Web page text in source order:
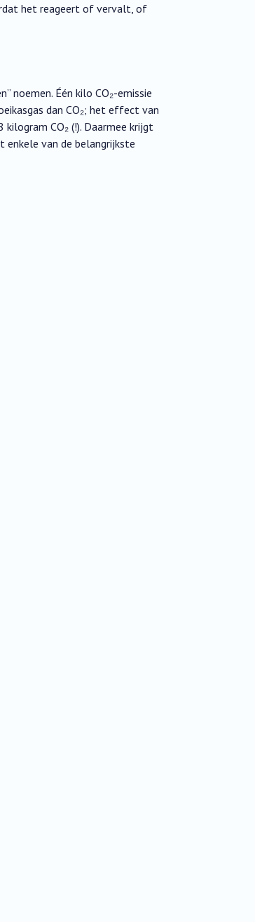
het reageert of vervalt, of
noemen. Één kilo CO₂-emissie
dan CO₂; het effect van
CO₂ (!). Daarmee krijgt
enkele van de belangrijkste